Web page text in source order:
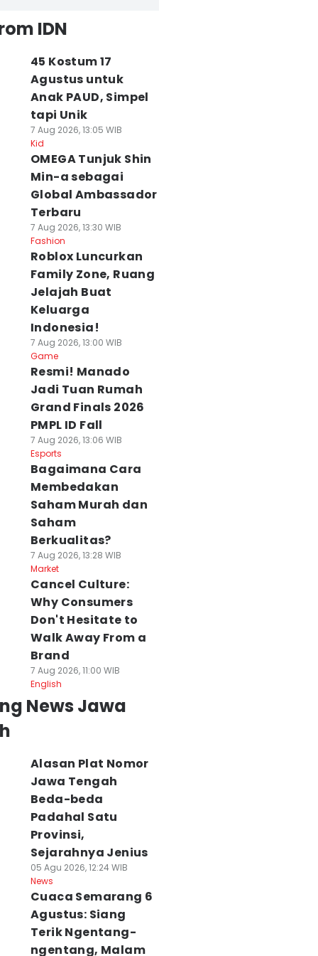
IDN
45 Kostum 17
Agustus untuk
Anak PAUD, Simpel
tapi Unik
7 Aug 2026, 13:05 WIB
Kid
OMEGA Tunjuk Shin
Min-a sebagai
Global Ambassador
Terbaru
7 Aug 2026, 13:30 WIB
Fashion
Roblox Luncurkan
Family Zone, Ruang
Jelajah Buat
Keluarga
Indonesia!
7 Aug 2026, 13:00 WIB
Game
Resmi! Manado
Jadi Tuan Rumah
Grand Finals 2026
PMPL ID Fall
7 Aug 2026, 13:06 WIB
Esports
Bagaimana Cara
Membedakan
Saham Murah dan
Saham
Berkualitas?
7 Aug 2026, 13:28 WIB
Market
Cancel Culture:
Why Consumers
Don't Hesitate to
Walk Away From a
Brand
7 Aug 2026, 11:00 WIB
English
News Jawa
Alasan Plat Nomor
Jawa Tengah
Beda-beda
Padahal Satu
Provinsi,
Sejarahnya Jenius
05 Agu 2026, 12:24 WIB
News
Cuaca Semarang 6
Agustus: Siang
Terik Ngentang-
ngentang, Malam